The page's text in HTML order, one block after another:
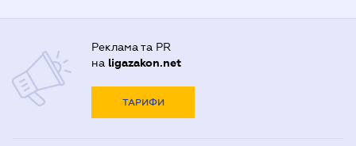
Реклама та PR
на ligazakon.net
ТАРИФИ